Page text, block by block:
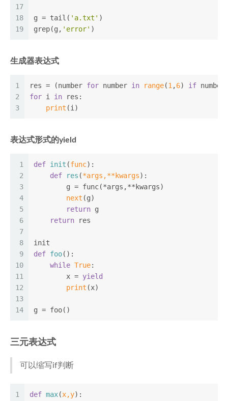
17
18
19
g = tail( 'a.txt' )
grep(g, 'error' )
生成器表达式
1
2
3
res = (number for number in range(1 ,6) if
for i in res:
print (i)
表达式形式的yield
1
2
3
4
5
6
7
8
9
10
11
12
13
14
def init (func):
def
res (*args,**kwargs):
        g = func(*args,**kwargs)
next (g)
return g
return res
init
def foo():
while True:
        x =
yield
print (x)
g = foo()
三元表达式
可以缩写if判断
1
def max(x,y):